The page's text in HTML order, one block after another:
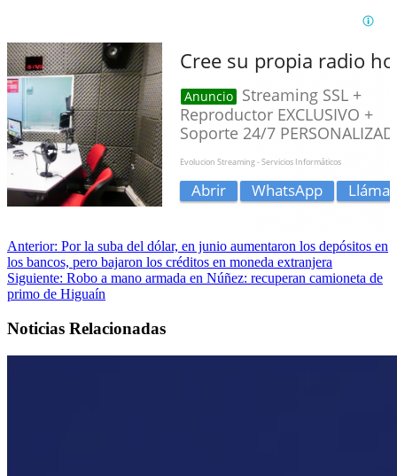
Anterior: Por la suba del dólar, en junio aumentaron los depósitos en
los bancos, pero bajaron los créditos en moneda extranjera
Siguiente: Robo a mano armada en Núñez: recuperan camioneta de
primo de Higuaín
Noticias Relacionadas